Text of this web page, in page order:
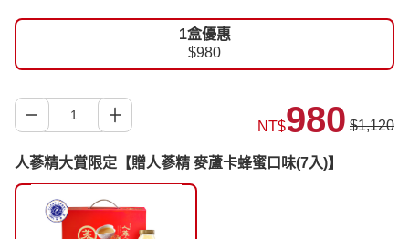
1盒優惠
$980
NT$980 $1,120
人蔘精大賞限定【贈人蔘精 麥蘆卡蜂蜜口味(7入)】